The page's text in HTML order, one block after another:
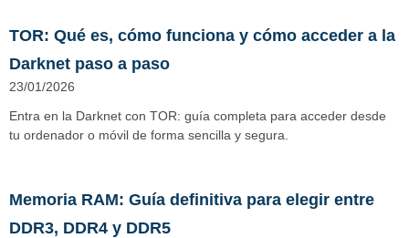
TOR: Qué es, cómo funciona y cómo acceder a la
Darknet paso a paso
23/01/2026
Entra en la Darknet con TOR: guía completa para acceder desde
tu ordenador o móvil de forma sencilla y segura.
Memoria RAM: Guía definitiva para elegir entre
DDR3, DDR4 y DDR5